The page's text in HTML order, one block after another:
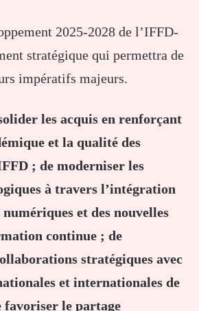
2025-2028 de l’IFFD-
stratégique qui permettra de
impératifs majeurs.
les acquis en renforçant
et la qualité des
; de moderniser les
à travers l’intégration
et des nouvelles
continue ; de
stratégiques avec
et internationales de
favoriser le partage